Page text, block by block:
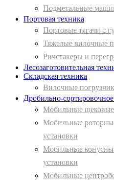
Подметальные
Портовая техника
Портовые тягачи с
Тяжелые вилочные
Ричстакеры и
Лесозаготовительная
Складская техника
Вилочные
Дробильно-
Мобильные щековые
Мобильные
установки
Мобильные
установки
Мобильные